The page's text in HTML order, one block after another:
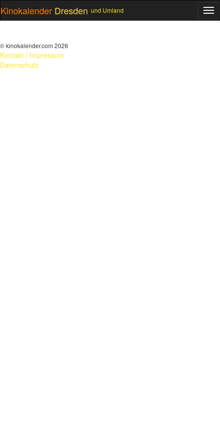
Kinokalender Dresden und Umland
© kinokalender.com 2026
Kontakt / Impressum
Datenschutz